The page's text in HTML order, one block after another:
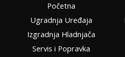
m
Početna
Ugradnja Uređaja
Izgradnja Hladnjača
Servis i Popravka